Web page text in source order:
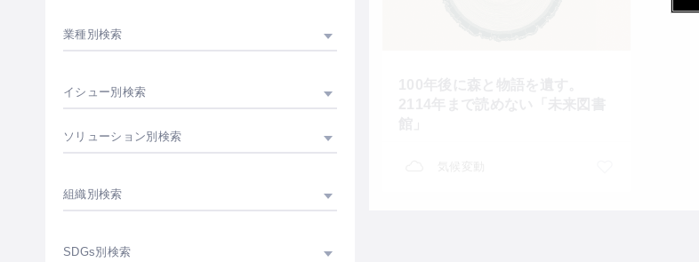
業種別検索
イシュー別検索
ソリューション別検索
組織別検索
SDGs別検索